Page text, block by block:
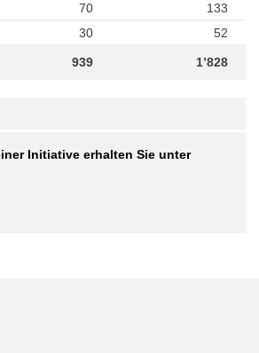
70
133
30 52
939 1’828
Initiative erhalten Sie unter